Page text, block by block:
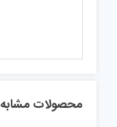
محصولات مشابه